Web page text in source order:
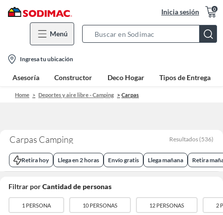
Inicia sesión 0
Menú
Bar
location-
icon
Ingresa tu ubicación
Asesoría Constructor Deco Hogar Tipos de Entrega
Home Deportes y aire libre - Camping Carpas
Carpas Camping Resultados (536)
Retira hoy Llega en 2 horas Envío gratis Llega mañana Retira
Filtrar porCantidad de personas
1 PERSONA 10 PERSONAS 12 PERSONAS 2